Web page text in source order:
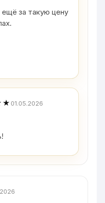
за такую цену
01.05.2026